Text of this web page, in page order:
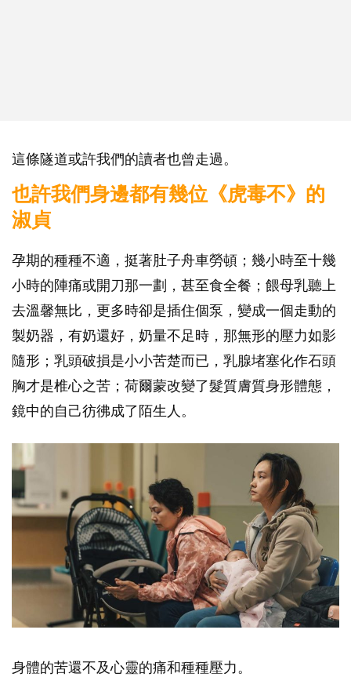
這條隧道或許我們的讀者也曾走過。
也許我們身邊都有幾位《虎毒不》的
淑貞
孕期的種種不適，挺著肚子舟車勞頓；幾小時至十幾
小時的陣痛或開刀那一劃，甚至食全餐；餵母乳聽上
去溫馨無比，更多時卻是插住個泵，變成一個走動的
製奶器，有奶還好，奶量不足時，那無形的壓力如影
隨形；乳頭破損是小小苦楚而已，乳腺堵塞化作石頭
胸才是椎心之苦；荷爾蒙改變了髮質膚質身形體態，
鏡中的自己彷彿成了陌生人。
身體的苦還不及心靈的痛和種種壓力。